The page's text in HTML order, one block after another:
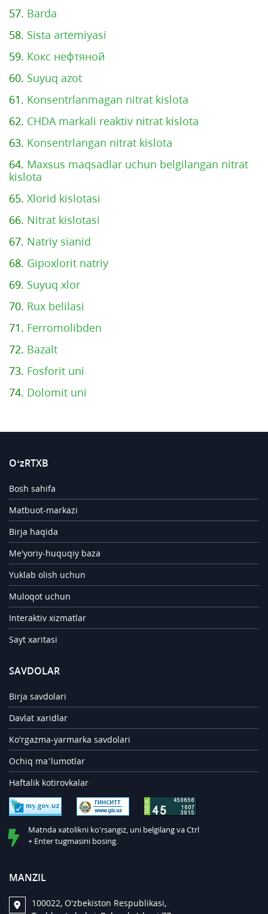
57. Barda
58. Sista artemiyasi
59. Кокс нефтяной
60. Suyuq azot
61. Konsentrlanmagan nitrat kislota
62. CHDA markali reaktiv nitrat kislota
63. Konsentrlangan nitrat kislota
64. Maxsus maqsadlar uchun belgilangan nitrat
kislota
65. Xlorid kislotasi
66. Nitrat kislotasi
67. Natriy sianid
68. Gipoxlorit natriy
69. Suyuq xlor
70. Rux belilasi
71. Ferromolibden
72. Bazalt
73. Fosforit uni
74. Dolomit uni
O‘zRTXB
Bosh sahifa
Matbuot-markazi
Birja haqida
Me'yoriy-huquqiy baza
Yuklab olish uchun
Muloqot uchun
Interaktiv xizmatlar
Sayt xaritasi
SAVDOLAR
Birja savdolari
Davlat xaridlar
Ko'rgazma-yarmarka savdolari
Ochiq ma’lumotlar
Haftalik kotirovkalar
Matnda xatolikni ko'rsangiz, uni belgilang va Ctrl
+ Enter tugmasini bosing.
MANZIL
100022, O'zbekiston Respublikasi,